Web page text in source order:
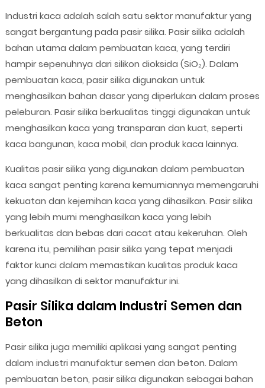
Industri kaca adalah salah satu sektor manufaktur yang
sangat bergantung pada pasir silika. Pasir silika adalah
bahan utama dalam pembuatan kaca, yang terdiri
hampir sepenuhnya dari silikon dioksida (SiO₂). Dalam
pembuatan kaca, pasir silika digunakan untuk
menghasilkan bahan dasar yang diperlukan dalam proses
peleburan. Pasir silika berkualitas tinggi digunakan untuk
menghasilkan kaca yang transparan dan kuat, seperti
kaca bangunan, kaca mobil, dan produk kaca lainnya.
Kualitas pasir silika yang digunakan dalam pembuatan
kaca sangat penting karena kemurniannya memengaruhi
kekuatan dan kejernihan kaca yang dihasilkan. Pasir silika
yang lebih murni menghasilkan kaca yang lebih
berkualitas dan bebas dari cacat atau kekeruhan. Oleh
karena itu, pemilihan pasir silika yang tepat menjadi
faktor kunci dalam memastikan kualitas produk kaca
yang dihasilkan di sektor manufaktur ini.
Pasir Silika dalam Industri Semen dan
Beton
Pasir silika juga memiliki aplikasi yang sangat penting
dalam industri manufaktur semen dan beton. Dalam
pembuatan beton, pasir silika digunakan sebagai bahan